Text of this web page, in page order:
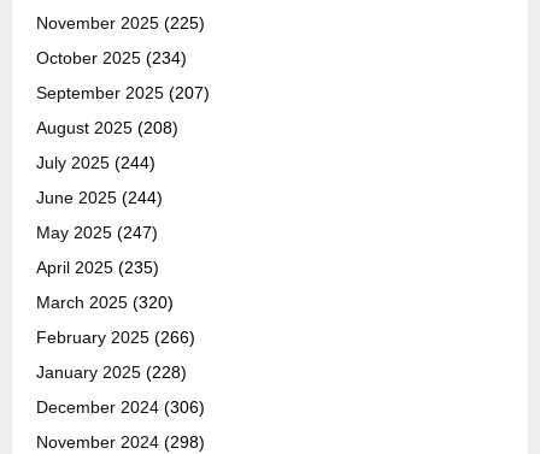
November 2025 (225)
October 2025 (234)
September 2025 (207)
August 2025 (208)
July 2025 (244)
June 2025 (244)
May 2025 (247)
April 2025 (235)
March 2025 (320)
February 2025 (266)
January 2025 (228)
December 2024 (306)
November 2024 (298)